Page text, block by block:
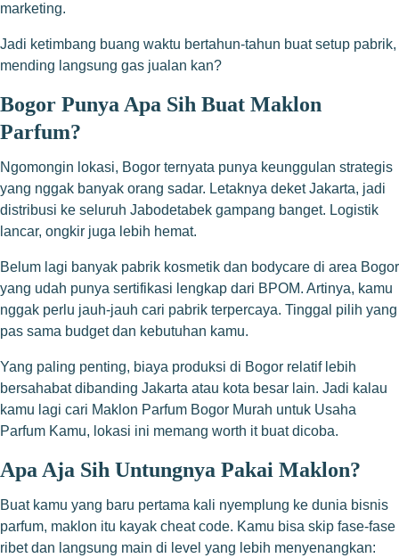
marketing.
Jadi ketimbang buang waktu bertahun-tahun buat setup pabrik,
mending langsung gas jualan kan?
Bogor Punya Apa Sih Buat Maklon
Parfum?
Ngomongin lokasi, Bogor ternyata punya keunggulan strategis
yang nggak banyak orang sadar. Letaknya deket Jakarta, jadi
distribusi ke seluruh Jabodetabek gampang banget. Logistik
lancar, ongkir juga lebih hemat.
Belum lagi banyak pabrik kosmetik dan bodycare di area Bogor
yang udah punya sertifikasi lengkap dari BPOM. Artinya, kamu
nggak perlu jauh-jauh cari pabrik terpercaya. Tinggal pilih yang
pas sama budget dan kebutuhan kamu.
Yang paling penting, biaya produksi di Bogor relatif lebih
bersahabat dibanding Jakarta atau kota besar lain. Jadi kalau
kamu lagi cari Maklon Parfum Bogor Murah untuk Usaha
Parfum Kamu, lokasi ini memang worth it buat dicoba.
Apa Aja Sih Untungnya Pakai Maklon?
Buat kamu yang baru pertama kali nyemplung ke dunia bisnis
parfum, maklon itu kayak cheat code. Kamu bisa skip fase-fase
ribet dan langsung main di level yang lebih menyenangkan: